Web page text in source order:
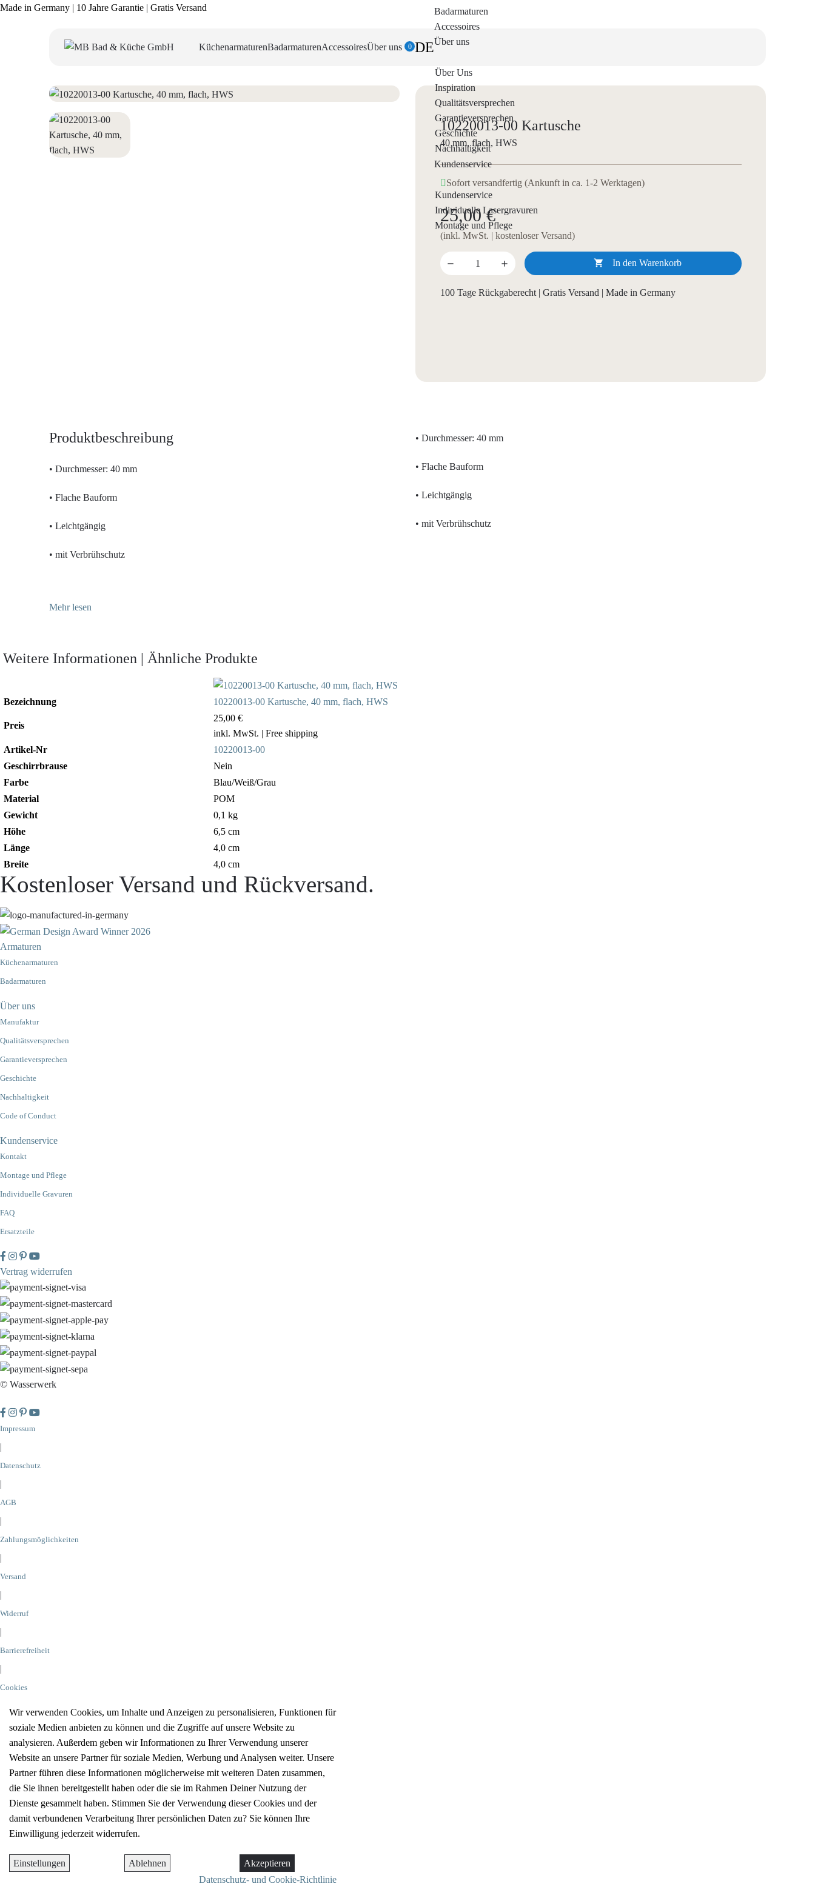
Made in Germany | 10 Jahre Garantie | Gratis Versand
KüchenarmaturenBadarmaturenAccessoiresÜber uns 0 DE
Badarmaturen
Accessoires
Über uns
Über Uns
Inspiration
Qualitätsversprechen
Garantieversprechen
Geschichte
Nachhaltigkeit
Kundenservice
Kundenservice
Individuelle Lasergravuren
Montage und Pflege
10220013-00 Kartusche
40 mm, flach, HWS
Sofort versandfertig (Ankunft in ca. 1-2 Werktagen)
25,00 €
(inkl. MwSt. | kostenloser Versand)
 In den Warenkorb
100 Tage Rückgaberecht | Gratis Versand | Made in Germany
Produktbeschreibung
• Durchmesser: 40 mm
• Flache Bauform
• Leichtgängig
• mit Verbrühschutz
Mehr lesen
• Durchmesser: 40 mm
• Flache Bauform
• Leichtgängig
• mit Verbrühschutz
Weitere Informationen | Ähnliche Produkte
Bezeichnung 10220013-00 Kartusche, 40 mm, flach, HWS
Preis
25,00 €
inkl. MwSt. | Free shipping
Artikel-Nr
10220013-00
Geschirrbrause
Nein
Farbe
Blau/Weiß/Grau
Material
POM
Gewicht
0,1 kg
Höhe
6,5 cm
Länge
4,0 cm
Breite
4,0 cm
Kostenloser Versand und Rückversand.
Armaturen
Küchenarmaturen
Badarmaturen
Über uns
Manufaktur
Qualitätsversprechen
Garantieversprechen
Geschichte
Nachhaltigkeit
Code of Conduct
Kundenservice
Kontakt
Montage und Pflege
Individuelle Gravuren
FAQ
Ersatzteile
Vertrag widerrufen
© Wasserwerk
Impressum
|
Datenschutz
|
AGB
|
Zahlungsmöglichkeiten
|
Versand
|
Widerruf
|
Barrierefreiheit
|
Cookies
Wir verwenden Cookies, um Inhalte und Anzeigen zu personalisieren, Funktionen für
soziale Medien anbieten zu können und die Zugriffe auf unsere Website zu
analysieren. Außerdem geben wir Informationen zu Ihrer Verwendung unserer
Website an unsere Partner für soziale Medien, Werbung und Analysen weiter. Unsere
Partner führen diese Informationen möglicherweise mit weiteren Daten zusammen,
die Sie ihnen bereitgestellt haben oder die sie im Rahmen Deiner Nutzung der
Dienste gesammelt haben. Stimmen Sie der Verwendung dieser Cookies und der
damit verbundenen Verarbeitung Ihrer persönlichen Daten zu? Sie können Ihre
Einwilligung jederzeit widerrufen.
Einstellungen Ablehnen
Akzeptieren
Datenschutz- und Cookie-Richtlinie